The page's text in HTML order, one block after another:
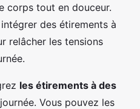
corps tout en douceur.
des étirements à
relâcher les tensions
les étirements à des
Vous pouvez les